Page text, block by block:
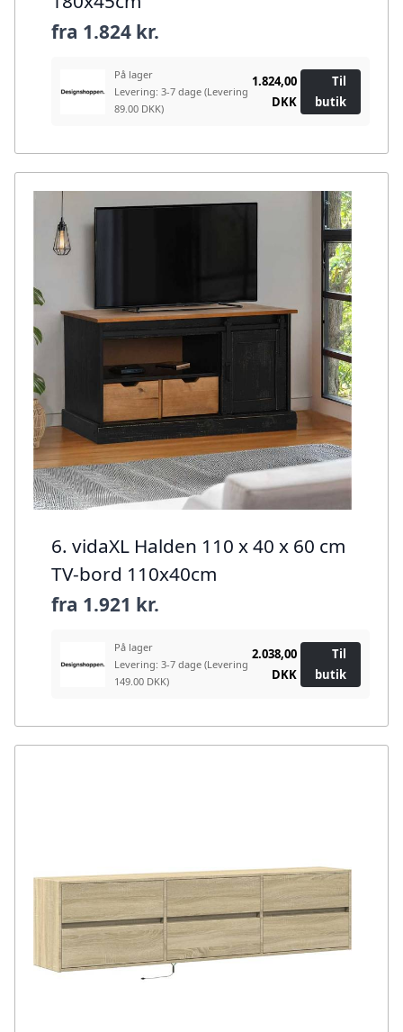
fra 1.824 kr.
På lager
Levering: 3-7 dage (Levering
89.00 DKK)
1.824,00
DKK
Til
butik
6. vidaXL Halden 110 x 40 x 60 cm
TV-bord 110x40cm
fra 1.921 kr.
På lager
Levering: 3-7 dage (Levering
149.00 DKK)
2.038,00
DKK
Til
butik